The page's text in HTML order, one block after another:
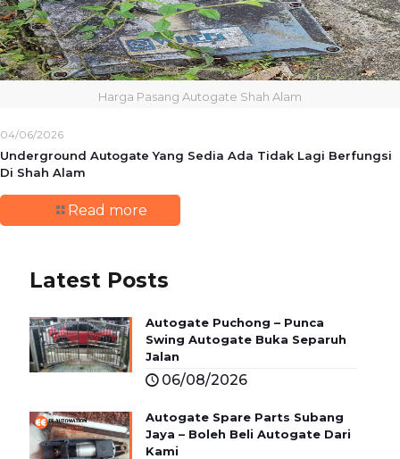
Harga Pasang Autogate Shah Alam
04/06/2026
Underground Autogate Yang Sedia Ada Tidak Lagi Berfungsi
Di Shah Alam
Read more
Latest Posts
Autogate Puchong – Punca
Swing Autogate Buka Separuh
Jalan
06/08/2026
Autogate Spare Parts Subang
Jaya – Boleh Beli Autogate Dari
Kami